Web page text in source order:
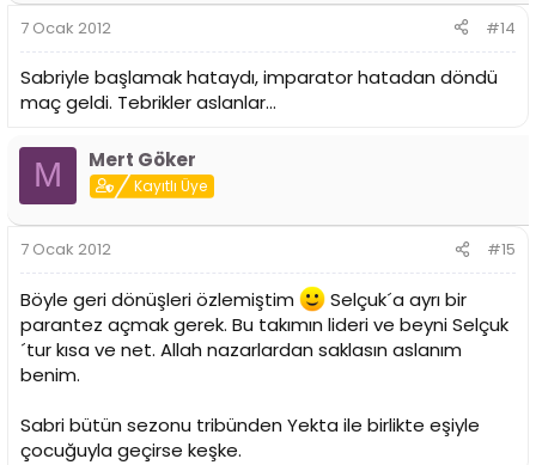
7 Ocak 2012 #14
Sabriyle başlamak hataydı, imparator hatadan döndü
maç geldi. Tebrikler aslanlar...
M Mert Göker
Kayıtlı Üye
7 Ocak 2012 #15
Böyle geri dönüşleri özlemiştim
Selçuk´a ayrı bir
parantez açmak gerek. Bu takımın lideri ve beyni Selçuk
´tur kısa ve net. Allah nazarlardan saklasın aslanım
benim.
Sabri bütün sezonu tribünden Yekta ile birlikte eşiyle
çocuğuyla geçirse keşke.